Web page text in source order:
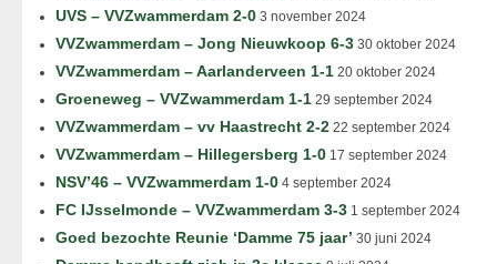
UVS – VVZwammerdam 2-0 3 november 2024
VVZwammerdam – Jong Nieuwkoop 6-3 30 oktober 2024
VVZwammerdam – Aarlanderveen 1-1 20 oktober 2024
Groeneweg – VVZwammerdam 1-1 29 september 2024
VVZwammerdam – vv Haastrecht 2-2 22 september 2024
VVZwammerdam – Hillegersberg 1-0 17 september 2024
NSV’46 – VVZwammerdam 1-0 4 september 2024
FC IJsselmonde – VVZwammerdam 3-3 1 september 2024
Goed bezochte Reunie ‘Damme 75 jaar’ 30 juni 2024